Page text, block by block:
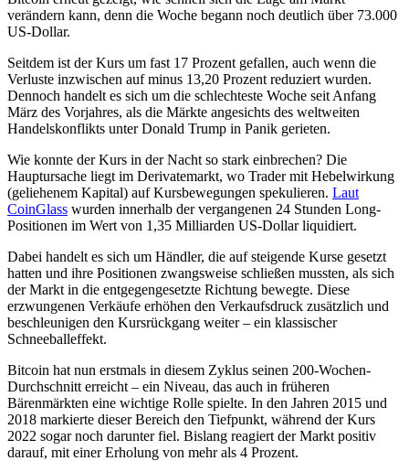
verändern kann, denn die Woche begann noch deutlich über 73.000
US-Dollar.
Seitdem ist der Kurs um fast 17 Prozent gefallen, auch wenn die
Verluste inzwischen auf minus 13,20 Prozent reduziert wurden.
Dennoch handelt es sich um die schlechteste Woche seit Anfang
März des Vorjahres, als die Märkte angesichts des weltweiten
Handelskonflikts unter Donald Trump in Panik gerieten.
Wie konnte der Kurs in der Nacht so stark einbrechen? Die
Hauptursache liegt im Derivatemarkt, wo Trader mit Hebelwirkung
(geliehenem Kapital) auf Kursbewegungen spekulieren. Laut
CoinGlass wurden innerhalb der vergangenen 24 Stunden Long-
Positionen im Wert von 1,35 Milliarden US-Dollar liquidiert.
Dabei handelt es sich um Händler, die auf steigende Kurse gesetzt
hatten und ihre Positionen zwangsweise schließen mussten, als sich
der Markt in die entgegengesetzte Richtung bewegte. Diese
erzwungenen Verkäufe erhöhen den Verkaufsdruck zusätzlich und
beschleunigen den Kursrückgang weiter – ein klassischer
Schneeballeffekt.
Bitcoin hat nun erstmals in diesem Zyklus seinen 200-Wochen-
Durchschnitt erreicht – ein Niveau, das auch in früheren
Bärenmärkten eine wichtige Rolle spielte. In den Jahren 2015 und
2018 markierte dieser Bereich den Tiefpunkt, während der Kurs
2022 sogar noch darunter fiel. Bislang reagiert der Markt positiv
darauf, mit einer Erholung von mehr als 4 Prozent.